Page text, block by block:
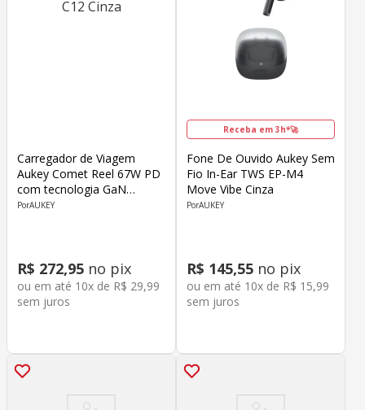
Carregador de Viagem
Aukey Comet Reel 67W PD
com tecnologia GaN
USB/USB-C Retrátil PA-C12
AUKEY
R$ 272,95 no pix
ou em até 10x de R$ 29,99
sem juros
Receba em 3h*🚀
Fone De Ouvido Aukey Sem
Fio In-Ear TWS EP-M4
Move Vibe Cinza
AUKEY
R$ 145,55 no pix
ou em até 10x de R$ 15,99
sem juros